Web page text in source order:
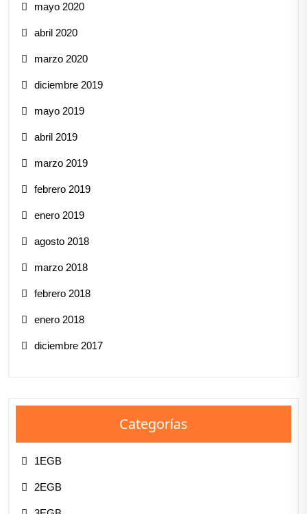
mayo 2020
abril 2020
marzo 2020
diciembre 2019
mayo 2019
abril 2019
marzo 2019
febrero 2019
enero 2019
agosto 2018
marzo 2018
febrero 2018
enero 2018
diciembre 2017
Categorías
1EGB
2EGB